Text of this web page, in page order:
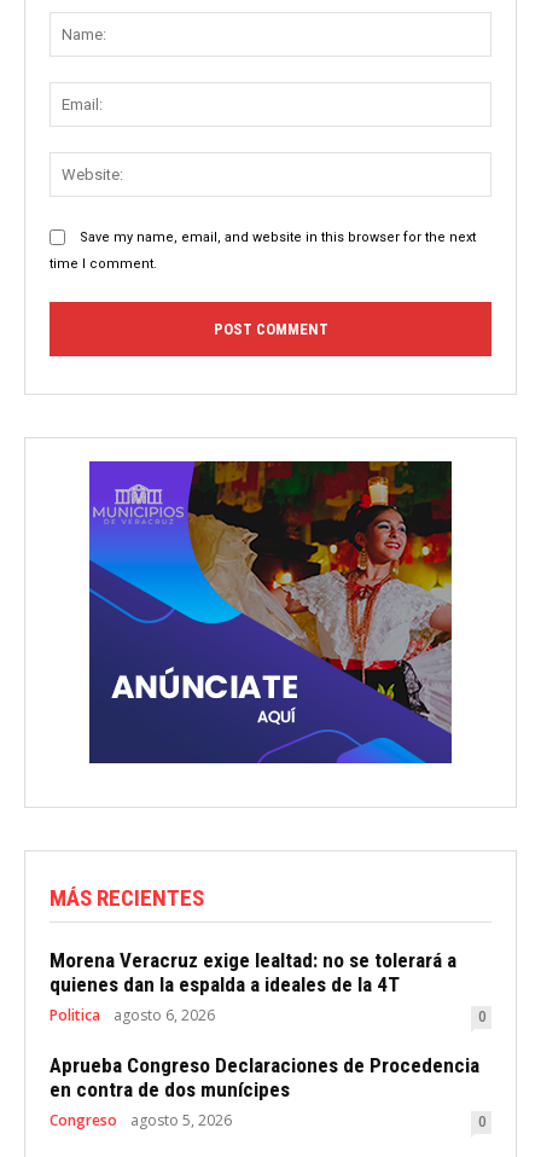
Save my name, email, and website in this browser for the next
time I comment.
MÁS RECIENTES
Morena Veracruz exige lealtad: no se tolerará a
quienes dan la espalda a ideales de la 4T
Politica agosto 6, 2026 0
Aprueba Congreso Declaraciones de Procedencia
en contra de dos munícipes
Congreso agosto 5, 2026 0